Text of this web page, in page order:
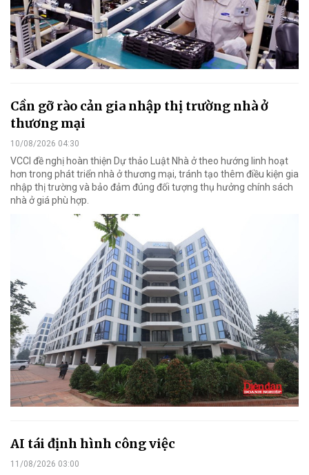
Cần gỡ rào cản gia nhập thị trường nhà ở
thương mại
10/08/2026 04:30
VCCI đề nghị hoàn thiện Dự thảo Luật Nhà ở theo hướng linh hoạt
hơn trong phát triển nhà ở thương mại, tránh tạo thêm điều kiện gia
nhập thị trường và bảo đảm đúng đối tượng thụ hưởng chính sách
nhà ở giá phù hợp.
AI tái định hình công việc
11/08/2026 03:00